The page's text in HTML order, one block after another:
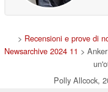
> Recensioni e prove di
Newsarchive 2024 11 >
Polly Allcock,